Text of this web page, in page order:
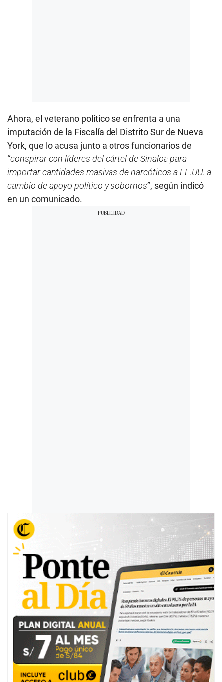
Ahora, el veterano político se enfrenta a una
imputación de la Fiscalía del Distrito Sur de Nueva
York, que lo acusa junto a otros funcionarios de
“conspirar con líderes del cártel de Sinaloa para
importar cantidades masivas de narcóticos a EE.UU. a
cambio de apoyo político y sobornos”, según indicó
en un comunicado.